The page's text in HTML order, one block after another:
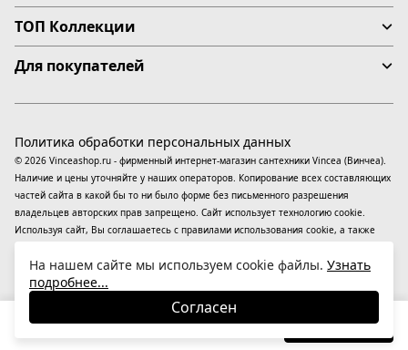
40 400₽ В корзину
ТОП Коллекции
Для покупателей
© 2026 Vinceashop.ru - фирменный интернет-магазин сантехники Vincea (Винчеа).
Наличие и цены уточняйте у наших операторов. Копирование всех составляющих
частей сайта в какой бы то ни было форме без письменного разрешения
владельцев авторских прав запрещено. Сайт использует технологию cookie.
Используя сайт, Вы соглашаетесь с правилами использования cookie, а также
применяютсярекомендательные технологии(информационные технологии
предоставления информации на основе сбора, систематизации и анализа
сведений, относящихся к предпочтениям пользователей сети «Интернет»,
находящихся на территории Российской Федерации).
Политика обработки персональных данных
На нашем сайте мы используем cookie файлы. Узнать
подробнее...
Согласен